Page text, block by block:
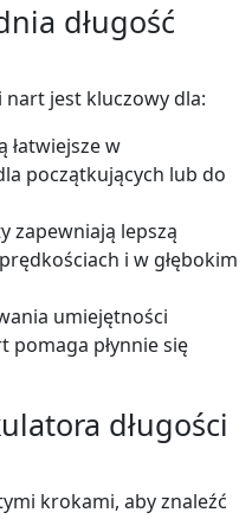
długość
jest kluczowy dla:
łatwiejsze w
początkujących lub do
zapewniają lepszą
i w głębokim
umiejętności
pomaga płynnie się
długości
krokami, aby znaleźć